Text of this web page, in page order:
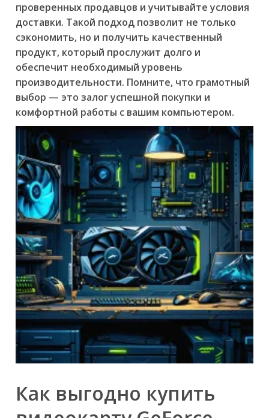
проверенных продавцов и учитывайте условия
доставки. Такой подход позволит не только
сэкономить, но и получить качественный
продукт, который прослужит долго и
обеспечит необходимый уровень
производительности. Помните, что грамотный
выбор — это залог успешной покупки и
комфортной работы с вашим компьютером.
Как выгодно купить